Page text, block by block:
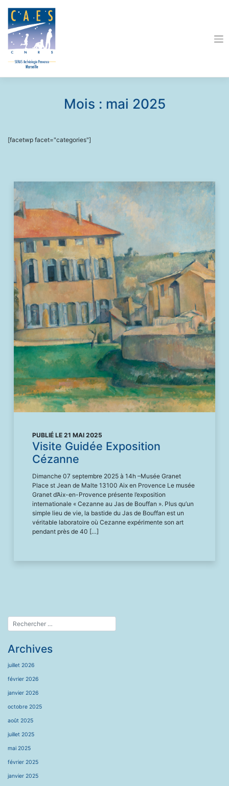
content
Mois : mai 2025
[facetwp facet="categories"]
PUBLIÉ LE 21 MAI 2025
Visite Guidée Exposition
Cézanne
Dimanche 07 septembre 2025 à 14h –Musée Granet
Place st Jean de Malte 13100 Aix en Provence Le musée
Granet d’Aix-en-Provence présente l’exposition
internationale « Cezanne au Jas de Bouffan ». Plus qu’un
simple lieu de vie, la bastide du Jas de Bouffan est un
véritable laboratoire où Cezanne expérimente son art
pendant près de 40 […]
Archives
juillet 2026
février 2026
janvier 2026
octobre 2025
août 2025
juillet 2025
mai 2025
février 2025
janvier 2025